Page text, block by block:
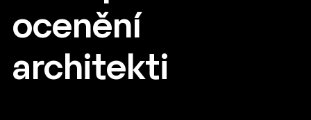
ocenění
architekti